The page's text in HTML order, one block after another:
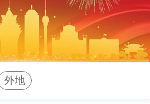
外地